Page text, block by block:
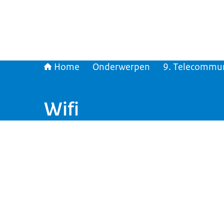
Home Onderwerpen 9.
Wifi